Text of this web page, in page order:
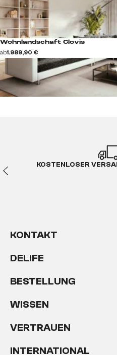
Wohnlandschaft Clovis
ab1.989,90 €
KOSTENLOSER
KONTAKT
DELIFE
BESTELLUNG
WISSEN
VERTRAUEN
INTERNATIONAL